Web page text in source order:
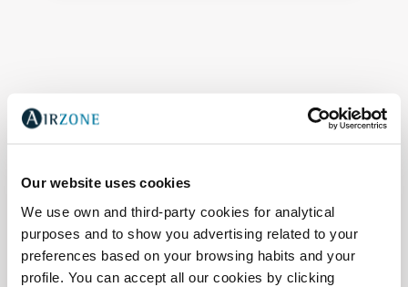
Our website uses cookies
We use own and third-party cookies for analytical
purposes and to show you advertising related to your
preferences based on your browsing habits and your
profile. You can accept all our cookies by clicking